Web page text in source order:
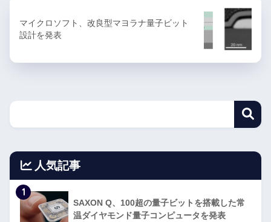
マイクロソフト、改良型マヨラナ量子ビット
設計を発表
人気記事
1
SAXON Q、100超の量子ビットを搭載した常
温ダイヤモンド量子コンピュータを発表